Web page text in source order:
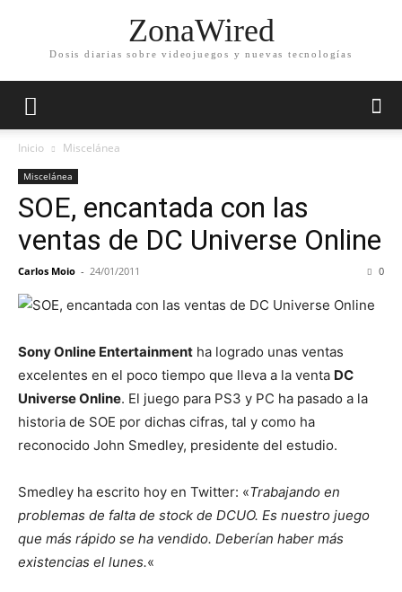
ZonaWired
Dosis diarias sobre videojuegos y nuevas tecnologías
Inicio Miscelánea
Miscelánea
SOE, encantada con las
ventas de DC Universe Online
Carlos Moio - 24/01/2011 0
Sony Online Entertainment ha logrado unas ventas
excelentes en el poco tiempo que lleva a la venta DC
Universe Online. El juego para PS3 y PC ha pasado a la
historia de SOE por dichas cifras, tal y como ha
reconocido John Smedley, presidente del estudio.
Smedley ha escrito hoy en Twitter: «Trabajando en
problemas de falta de stock de DCUO. Es nuestro juego
que más rápido se ha vendido. Deberían haber más
existencias el lunes.«